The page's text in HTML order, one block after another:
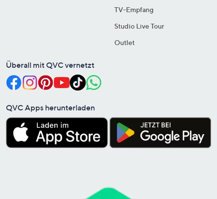
TV-Empfang
Studio Live Tour
Outlet
Überall mit QVC vernetzt
QVC Apps herunterladen